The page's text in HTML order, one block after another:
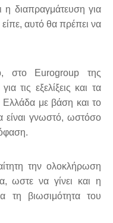
η διαπραγμάτευση για
αυτό θα πρέπει να
στο Εurogroup της
τις εξελίξεις και τα
με βάση και το
γνωστό, ωστόσο
την ολοκλήρωση
ωστε να γίνει και η
τη βιωσιμότητα του